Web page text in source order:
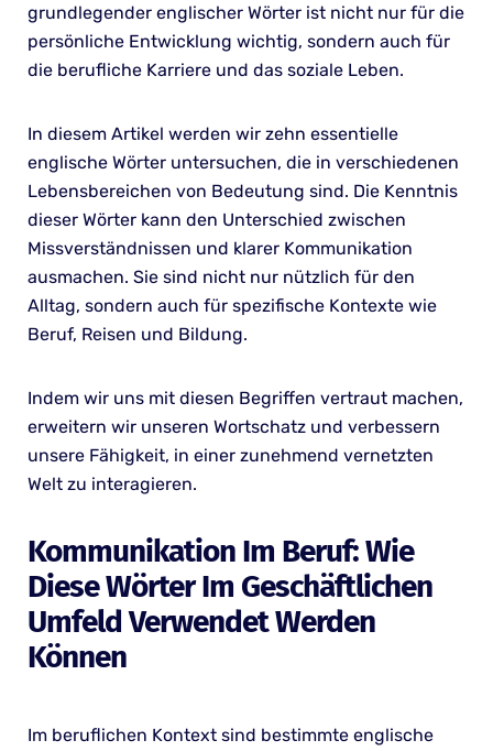
grundlegender englischer Wörter ist nicht nur für die
persönliche Entwicklung wichtig, sondern auch für
die berufliche Karriere und das soziale Leben.
In diesem Artikel werden wir zehn essentielle
englische Wörter untersuchen, die in verschiedenen
Lebensbereichen von Bedeutung sind. Die Kenntnis
dieser Wörter kann den Unterschied zwischen
Missverständnissen und klarer Kommunikation
ausmachen. Sie sind nicht nur nützlich für den
Alltag, sondern auch für spezifische Kontexte wie
Beruf, Reisen und Bildung.
Indem wir uns mit diesen Begriffen vertraut machen,
erweitern wir unseren Wortschatz und verbessern
unsere Fähigkeit, in einer zunehmend vernetzten
Welt zu interagieren.
Kommunikation Im Beruf: Wie
Diese Wörter Im Geschäftlichen
Umfeld Verwendet Werden
Können
Im beruflichen Kontext sind bestimmte englische